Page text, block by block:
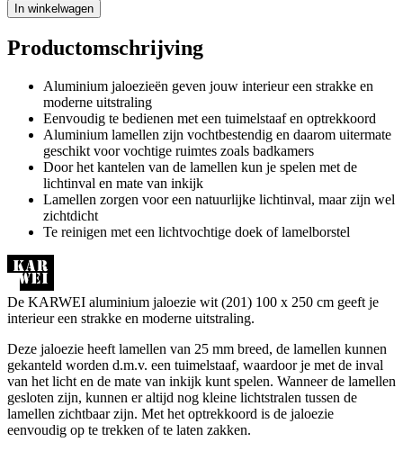
In winkelwagen
Productomschrijving
Aluminium jaloezieën geven jouw interieur een strakke en
moderne uitstraling
Eenvoudig te bedienen met een tuimelstaaf en optrekkoord
Aluminium lamellen zijn vochtbestendig en daarom uitermate
geschikt voor vochtige ruimtes zoals badkamers
Door het kantelen van de lamellen kun je spelen met de
lichtinval en mate van inkijk
Lamellen zorgen voor een natuurlijke lichtinval, maar zijn wel
zichtdicht
Te reinigen met een lichtvochtige doek of lamelborstel
De KARWEI aluminium jaloezie wit (201) 100 x 250 cm geeft je
interieur een strakke en moderne uitstraling.
Deze jaloezie heeft lamellen van 25 mm breed, de lamellen kunnen
gekanteld worden d.m.v. een tuimelstaaf, waardoor je met de inval
van het licht en de mate van inkijk kunt spelen. Wanneer de lamellen
gesloten zijn, kunnen er altijd nog kleine lichtstralen tussen de
lamellen zichtbaar zijn. Met het optrekkoord is de jaloezie
eenvoudig op te trekken of te laten zakken.